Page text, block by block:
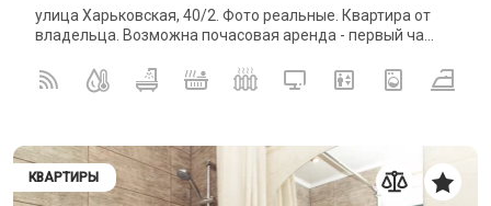
улица Харьковская, 40/2. Фото реальные. Квартира от
владельца. Возможна почасовая аренда - первый ча...
КВАРТИРЫ